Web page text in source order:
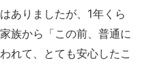
ありましたが、1年くら
族から「この前、普通に
れて、とても安心したこ